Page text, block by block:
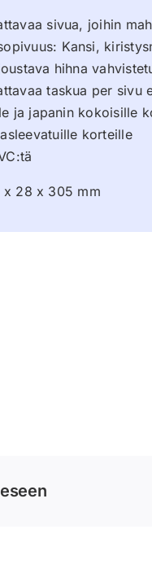
sivua, joihin
Kansi,
hihna
taskua per sivu
ja japanin kokoisille
korteille
x 28 x 305 mm